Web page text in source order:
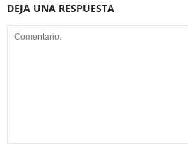
DEJA UNA RESPUESTA